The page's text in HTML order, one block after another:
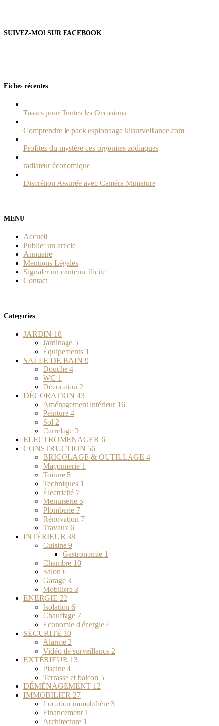
SUIVEZ-MOI SUR FACEBOOK
Fiches récentes
Tasses pour Toutes les Occasions
Comprendre le pack espionnage kitsurveillance.com
Profitez du mystère des orgonites zodiaques
radiateur économique
Discrétion Assurée avec Caméra Miniature
MENU
Accueil
Publier un article
Annuaire
Mentions Légales
Signaler un contenu illicite
Contact
Categories
JARDIN 18
Jardinage 5
Équipements 1
SALLE DE BAIN 9
Douche 4
WC 1
Décoration 2
DÉCORATION 43
Aménagement intérieur 16
Peinture 4
Sol 2
Carrelage 3
ELECTROMENAGER 6
CONSTRUCTION 56
BRICOLAGE & OUTILLAGE 4
Maçonnerie 1
Toiture 5
Techniques 1
Électricité 7
Menuiserie 5
Plomberie 7
Rénovation 7
Travaux 6
INTÉRIEUR 38
Cuisine 9
Gastronomie 1
Chambre 10
Salon 6
Garage 3
Mobiliers 3
ENERGIE 22
Isolation 6
Chauffage 7
Economie d'énergie 4
SÉCURITÉ 10
Alarme 2
Vidéo de surveillance 2
EXTÉRIEUR 13
Piscine 4
Terrasse et balcon 5
DÉMÉNAGEMENT 12
IMMOBILIER 27
Location immobilière 3
Financement 1
Architecture 1